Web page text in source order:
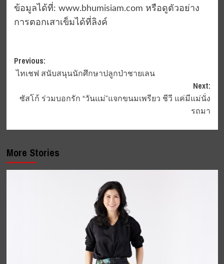
ข้อมูลได้ที่: www.bhumisiam.com หรือดูตัวอย่าง
การตอกเสาเข็มได้ที่ลิงค์
Post
navigation
Previous:
ไทเชฟ สนับสนุนนักศึกษาปลูกป่าชายเลน
Next:
ซัสโก้ ร่วมบอกรัก “วันแม่”แจกขนมเพรียว ชีวี แค่มีแม่นั่ง
รถมา
More Stories